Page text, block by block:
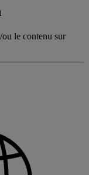
le contenu sur